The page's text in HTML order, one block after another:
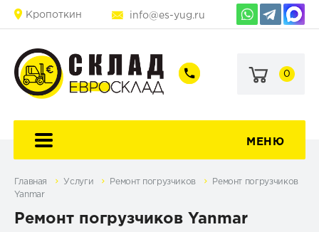
Кропоткин info@es-yug.ru
+7
60-
+7
69-
0
МЕНЮ
Главная Услуги Ремонт погрузчиков
Ремонт погрузчиков
Yanmar
Ремонт погрузчиков Yanmar